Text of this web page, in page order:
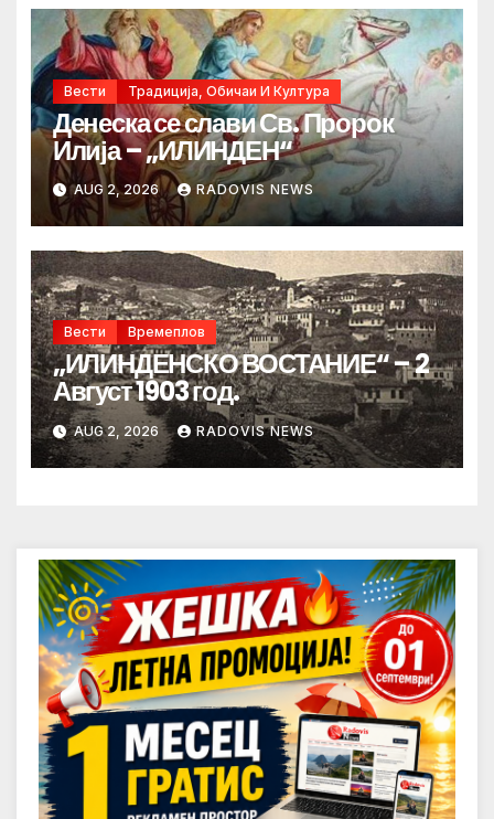
Вести Традиција, Обичаи И Култура
Денеска се слави Св. Пророк
Илија – „ИЛИНДЕН“
AUG 2, 2026 RADOVIS NEWS
Вести Времеплов
„ИЛИНДЕНСКО ВОСТАНИЕ“ – 2
Август 1903 год.
AUG 2, 2026 RADOVIS NEWS